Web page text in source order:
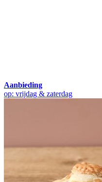
Aanbieding
op: vrijdag & zaterdag